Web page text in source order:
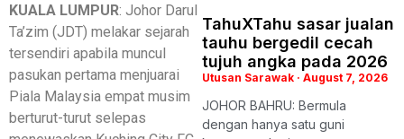
KUALA LUMPUR: Johor Darul
Ta’zim (JDT) melakar sejarah
tersendiri apabila muncul
pasukan pertama menjuarai
Piala Malaysia empat musim
berturut-turut selepas
TahuXTahu sasar jualan
tauhu bergedil cecah
tujuh angka pada 2026
Utusan Sarawak August 7, 2026
JOHOR BAHRU: Bermula
dengan hanya satu guni